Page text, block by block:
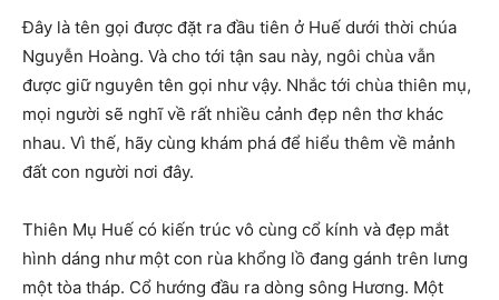
Đây là tên gọi được đặt ra đầu tiên ở Huế dưới thời chúa
Nguyễn Hoàng. Và cho tới tận sau này, ngôi chùa vẫn
được giữ nguyên tên gọi như vậy. Nhắc tới chùa thiên mụ,
mọi người sẽ nghĩ về rất nhiều cảnh đẹp nên thơ khác
nhau. Vì thế, hãy cùng khám phá để hiểu thêm về mảnh
đất con người nơi đây.
Thiên Mụ Huế có kiến trúc vô cùng cổ kính và đẹp mắt
hình dáng như một con rùa khổng lồ đang gánh trên lưng
một tòa tháp. Cổ hướng đầu ra dòng sông Hương. Một